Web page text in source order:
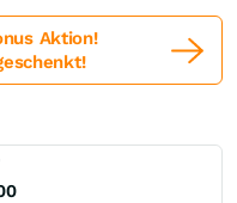
Aktion!